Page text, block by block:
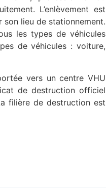
L’enlèvement est
son lieu de stationnement.
les types de véhicules
de véhicules : voiture,
vers un centre VHU
de destruction officiel
filière de destruction est